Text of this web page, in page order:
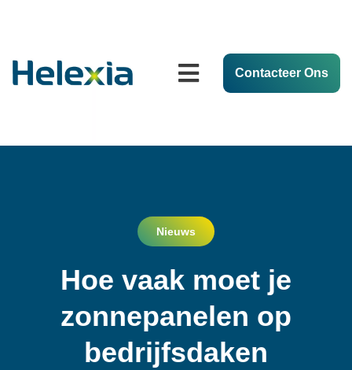
Contacteer Ons
Nieuws
Hoe vaak moet je
zonnepanelen op
bedrijfsdaken